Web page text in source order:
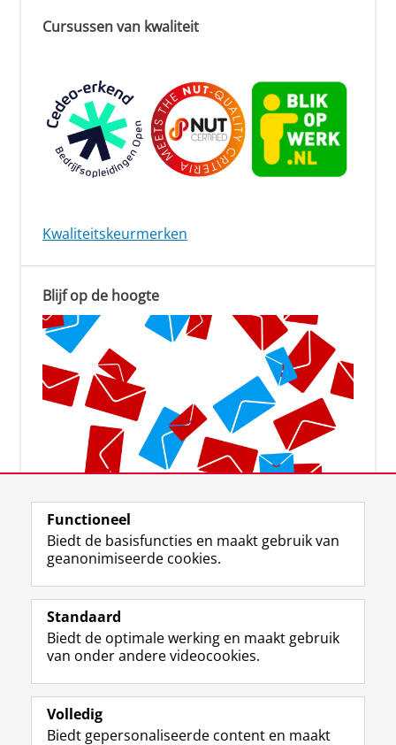
Cursussen van kwaliteit
Kwaliteitskeurmerken
Blijf op de hoogte
Aanmelden voor de nieuwsbrief
Volg ons op
a
c
b
n
s
a
i
e
o
u
Meer info
Functioneel
Biedt de basisfuncties en maakt gebruik van
geanonimiseerde cookies.
Standaard
Biedt de optimale werking en maakt gebruik
van onder andere videocookies.
Volledig
Biedt gepersonaliseerde content en maakt